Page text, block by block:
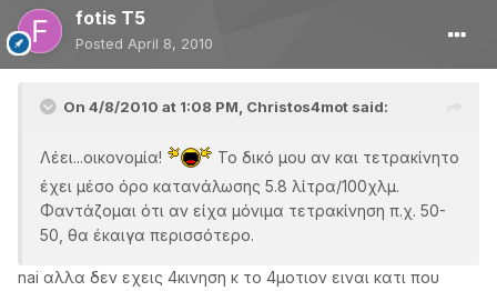
fotis T5
Posted April 8, 2010
On 4/8/2010 at 1:08 PM, Christos4mot said:
Λέει...οικονομία!
Το δικό μου αν και τετρακίνητο
έχει μέσο όρο κατανάλωσης 5.8 λίτρα/100χλμ.
Φαντάζομαι ότι αν είχα μόνιμα τετρακίνηση π.χ. 50-
50, θα έκαιγα περισσότερο.
nai αλλα δεν εχεις 4κινηση κ το 4μοτιον ειναι κατι που